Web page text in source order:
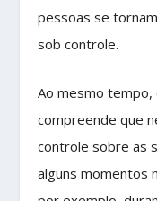
pessoas se
sob controle.
Ao mesmo tempo,
compreende que
controle sobre as
alguns momentos